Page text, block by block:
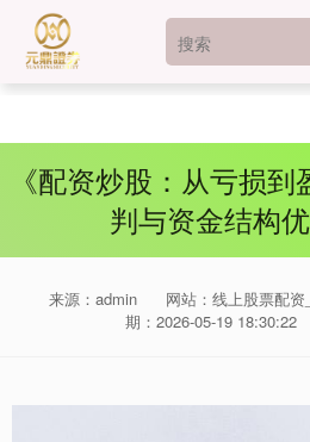
《配资炒股：从亏损
判与资金结构
来源：admin 网站：线上股票配
期：2026-05-19 18:30:22